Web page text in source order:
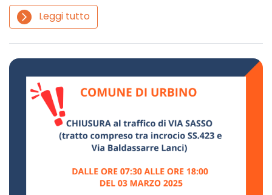
arrow_forward_ios Leggi tutto